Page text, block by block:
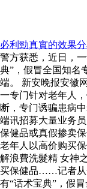
必利勁真實的效果
警方获悉，近日，
典”，假冒全国知名
端。 新安晚报安徽
一专门针对老年人
断，专门诱骗患病
端讯招募大量业务
保健品或真假掺卖
老年人以高价购买
解浪費洗髮精 女神
买保健品……记者从
有“话术宝典”，假